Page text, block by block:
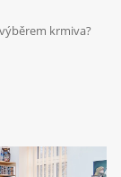
krmiva?